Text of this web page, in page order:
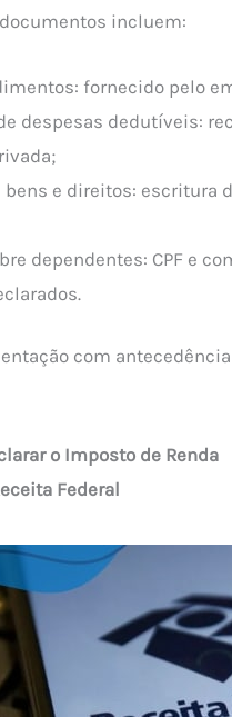
incluem:
fornecido pelo
despesas dedutíveis:
e direitos: escritura
dependentes: CPF e
com
o Imposto de Renda
Federal